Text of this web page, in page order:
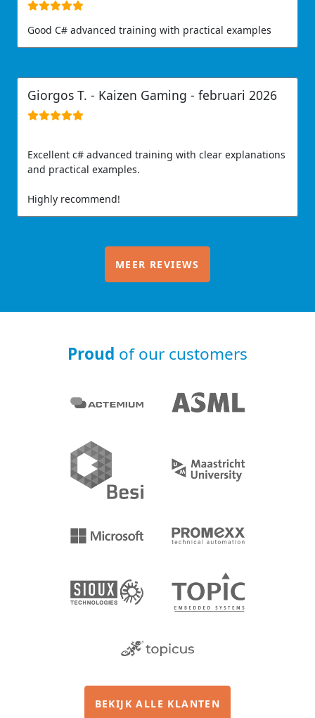
Good C# advanced training with practical examples
Giorgos T. - Kaizen Gaming - februari 2026
Excellent c# advanced training with clear explanations
and practical examples.
Highly recommend!
MEER REVIEWS
Proud of our customers
BEKIJK ALLE KLANTEN